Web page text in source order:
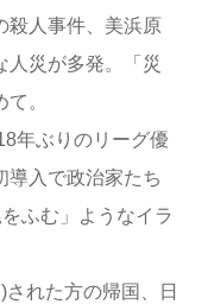
殺人事件、美浜原
人災が多発。「災
。
ぶりのリーグ優
導入で政治家たち
ふむ」ようなイラ
れた方の帰国、日